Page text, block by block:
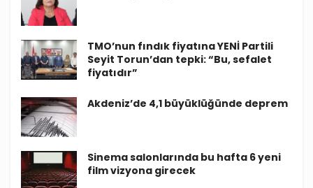
TMO’nun fındık fiyatına YENİ Partili
Seyit Torun’dan tepki: “Bu, sefalet
fiyatıdır”
Akdeniz’de 4,1 büyüklüğünde deprem
Sinema salonlarında bu hafta 6 yeni
film vizyona girecek